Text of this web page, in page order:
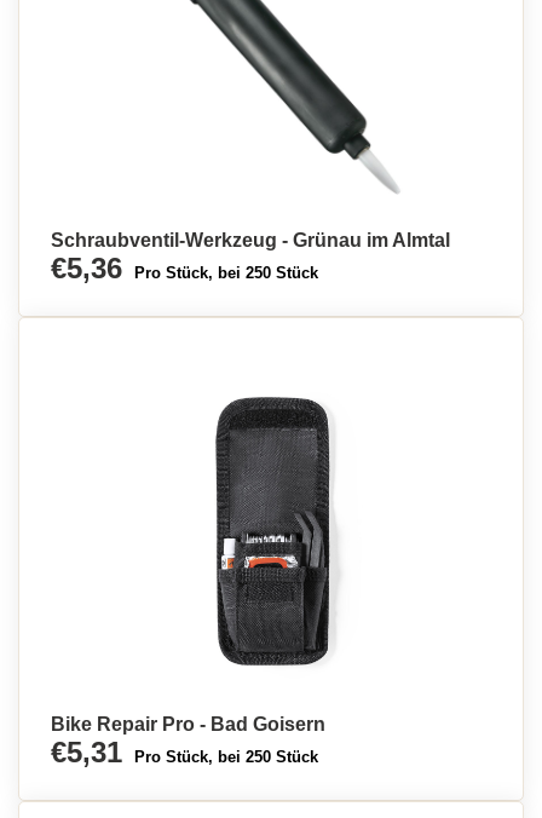
Schraubventil-Werkzeug - Grünau im Almtal
€5,36 Pro Stück, bei 250 Stück
Bike Repair Pro - Bad Goisern
€5,31 Pro Stück, bei 250 Stück